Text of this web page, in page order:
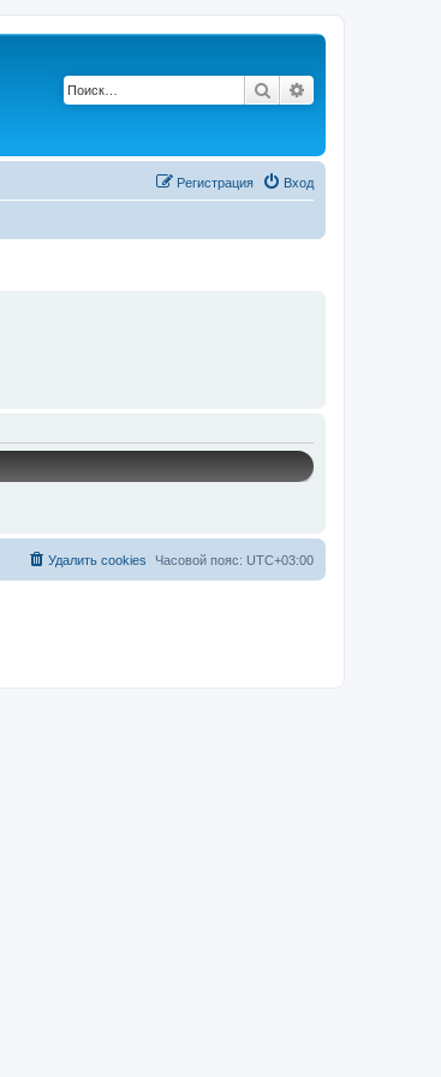
Поиск
Вход
Регистрация
Часовой пояс: UTC+03:00
Удалить cookies